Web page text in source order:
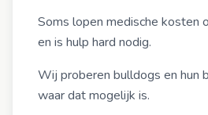
Soms lopen medische kosten
en is hulp hard nodig.
Wij proberen bulldogs en hun
waar dat mogelijk is.